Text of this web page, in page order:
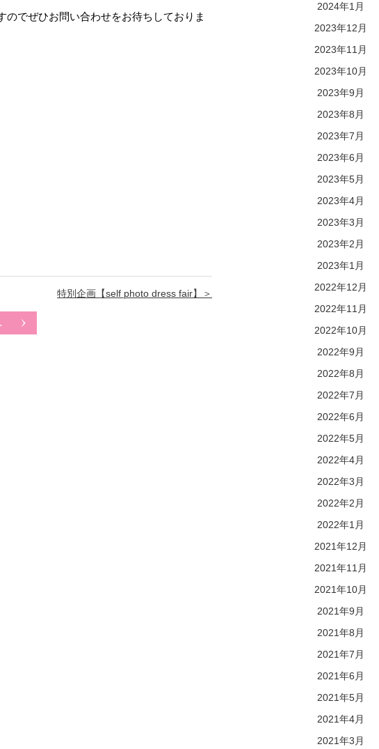
でぜひお問い合わせをお待ちしておりま
特別企画【self photo dress fair】＞
2024年1月
2023年12月
2023年11月
2023年10月
2023年9月
2023年8月
2023年7月
2023年6月
2023年5月
2023年4月
2023年3月
2023年2月
2023年1月
2022年12月
2022年11月
2022年10月
2022年9月
2022年8月
2022年7月
2022年6月
2022年5月
2022年4月
2022年3月
2022年2月
2022年1月
2021年12月
2021年11月
2021年10月
2021年9月
2021年8月
2021年7月
2021年6月
2021年5月
2021年4月
2021年3月